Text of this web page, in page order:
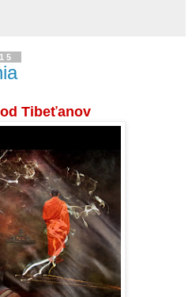
Tibeťanov